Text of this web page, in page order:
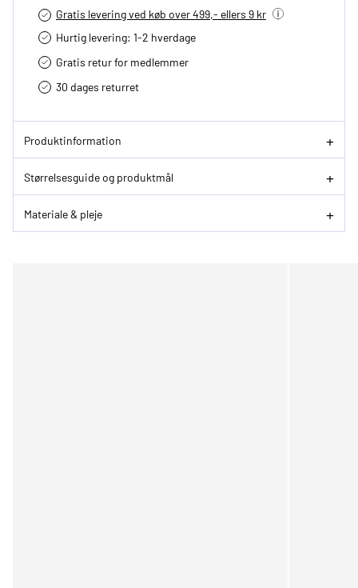
Gratis levering ved køb over 499,- ellers 9 kr
Hurtig levering­: 1-2 hverdage
Gratis retur for medlemmer
30 dages returret
Produktinformation
Størrelsesguide og produktmål
Materiale & pleje